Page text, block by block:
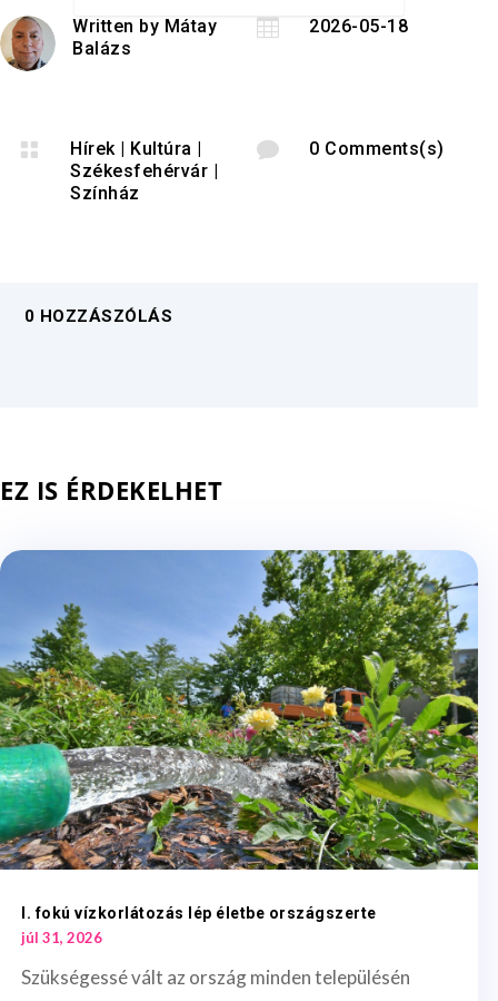
Written by Mátay
Balázs
 2026-05-18
 Hírek| Kultúra |
Székesfehérvár |
Színház
 0 Comments(s)
0 HOZZÁSZÓLÁS
EZ IS ÉRDEKELHET
I. fokú vízkorlátozás lép életbe országszerte
júl 31, 2026
Szükségessé vált az ország minden településén